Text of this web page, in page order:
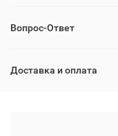
Вопрос-Ответ
Доставка и оплата